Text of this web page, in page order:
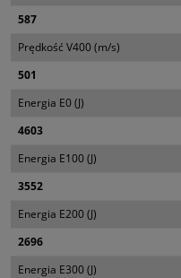
587
Prędkość V400 (m/s)
501
Energia E0 (J)
4603
Energia E100 (J)
3552
Energia E200 (J)
2696
Energia E300 (J)